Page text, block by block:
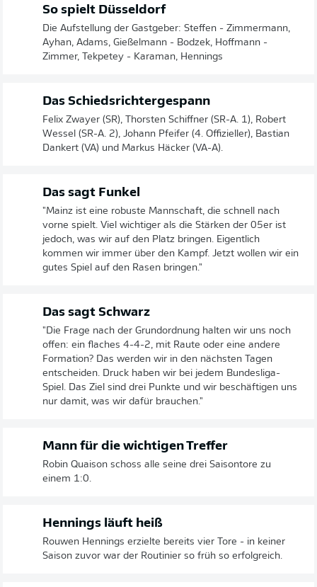
So spielt Düsseldorf
Die Aufstellung der Gastgeber: Steffen - Zimmermann,
Ayhan, Adams, Gießelmann - Bodzek, Hoffmann -
Zimmer, Tekpetey - Karaman, Hennings
Das Schiedsrichtergespann
Felix Zwayer (SR), Thorsten Schiffner (SR-A. 1), Robert
Wessel (SR-A. 2), Johann Pfeifer (4. Offizieller), Bastian
Dankert (VA) und Markus Häcker (VA-A).
Das sagt Funkel
"Mainz ist eine robuste Mannschaft, die schnell nach
vorne spielt. Viel wichtiger als die Stärken der 05er ist
jedoch, was wir auf den Platz bringen. Eigentlich
kommen wir immer über den Kampf. Jetzt wollen wir ein
gutes Spiel auf den Rasen bringen."
Das sagt Schwarz
"Die Frage nach der Grundordnung halten wir uns noch
offen: ein flaches 4-4-2, mit Raute oder eine andere
Formation? Das werden wir in den nächsten Tagen
entscheiden. Druck haben wir bei jedem Bundesliga-
Spiel. Das Ziel sind drei Punkte und wir beschäftigen uns
nur damit, was wir dafür brauchen."
Mann für die wichtigen Treffer
Robin Quaison schoss alle seine drei Saisontore zu
einem 1:0.
Hennings läuft heiß
Rouwen Hennings erzielte bereits vier Tore - in keiner
Saison zuvor war der Routinier so früh so erfolgreich.